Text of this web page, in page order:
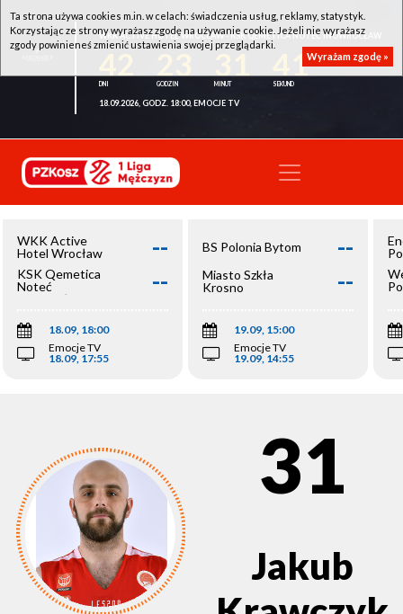
WKK ACTIVE HOTEL WROCŁAW - KSK QEMETICA NOTEĆ INOWROCŁAW
41
18.09.2026, GODZ. 18:00, EMOCJE TV
WKK Active
Hotel Wrocław
--
KSK Qemetica
Noteć
Inowrocław
--
18.09, 18:00
Emocje TV
18.09, 17:55
BS Polonia Bytom --
Miasto Szkła
Krosno
--
19.09, 15:00
Emocje TV
19.09, 14:55
31
Jakub
Ta strona używa cookies m.in. w celach: świadczenia usług, reklamy, statystyk.
Korzystając ze strony wyrażasz zgodę na używanie cookie. Jeżeli nie wyrażasz
zgody powinieneś zmienić ustawienia swojej przeglądarki.
Wyrażam zgodę »